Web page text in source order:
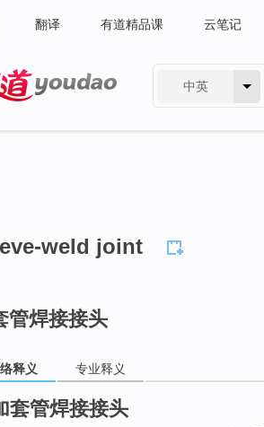
翻译 有道精品课 云笔记
中英
weld joint
管焊接接头
释义 专业释义
套管焊接接头